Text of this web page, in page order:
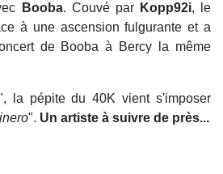
Booba. Couvé par Kopp92i, le
à une ascension fulgurante et a
de Booba à Bercy la même
la pépite du 40K vient s'imposer
". Un artiste à suivre de près...